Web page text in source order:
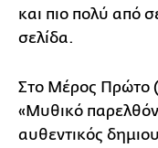
και πιο πολύ από
σελίδα.
Στο Μέρος Πρώτο
«Μυθικό
αυθεντικός